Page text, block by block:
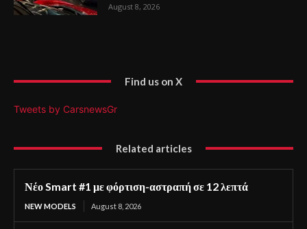
August 8, 2026
Find us on X
Tweets by CarsnewsGr
Related articles
Νέο Smart #1 με φόρτιση-αστραπή σε 12 λεπτά
NEW MODELS August 8, 2026